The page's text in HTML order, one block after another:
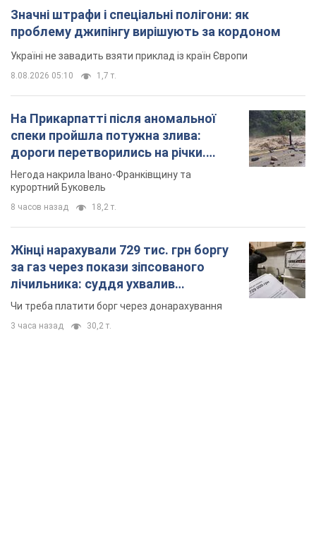
Значні штрафи і спеціальні полігони: як
проблему джипінгу вирішують за кордоном
Україні не завадить взяти приклад із країн Європи
8.08.2026 05:10 1,7 т.
На Прикарпатті після аномальної
спеки пройшла потужна злива:
дороги перетворились на річки.
Відео
Негода накрила Івано-Франківщину та
курортний Буковель
8 часов назад 18,2 т.
Жінці нарахували 729 тис. грн боргу
за газ через покази зіпсованого
лічильника: суддя ухвалив
неочікуване рішення
Чи треба платити борг через донарахування
3 часа назад 30,2 т.